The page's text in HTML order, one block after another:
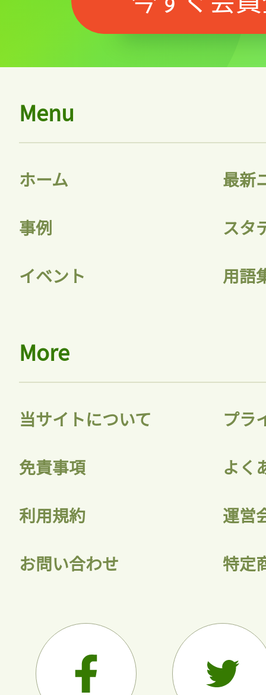
記事をお気に入りに
会員登録
Menu
ホーム 最新
事例 スタ
イベント 用語
More
当サイトについて プラ
免責事項 よく
利用規約 運営
お問い合わせ 特定